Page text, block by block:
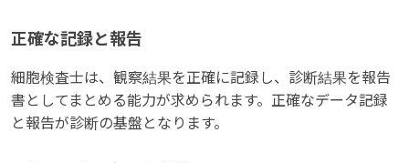
正確な記録と報告
細胞検査士は、観察結果を正確に記録し、診断結果を報告
書としてまとめる能力が求められます。正確なデータ記録
と報告が診断の基盤となります。